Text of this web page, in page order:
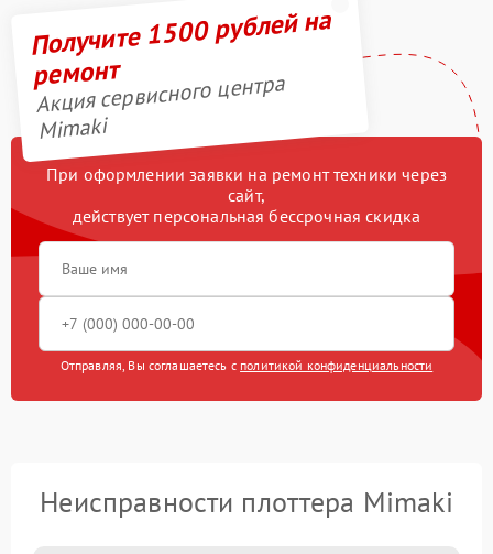
Получите 1500 рублей на
ремонт
Акция сервисного центра
Mimaki
При оформлении заявки на ремонт техники через
сайт,
действует персональная бессрочная скидка
Отправляя, Вы соглашаетесь с политикой конфиденциальности
Неисправности плоттера Mimaki